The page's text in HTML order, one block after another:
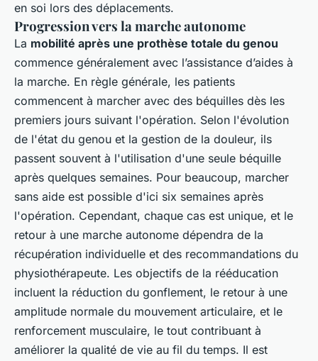
en soi lors des déplacements.
Progression vers la marche autonome
La mobilité après une prothèse totale du genou
commence généralement avec l’assistance d’aides à
la marche. En règle générale, les patients
commencent à marcher avec des béquilles dès les
premiers jours suivant l'opération. Selon l'évolution
de l'état du genou et la gestion de la douleur, ils
passent souvent à l'utilisation d'une seule béquille
après quelques semaines. Pour beaucoup, marcher
sans aide est possible d'ici six semaines après
l'opération. Cependant, chaque cas est unique, et le
retour à une marche autonome dépendra de la
récupération individuelle et des recommandations du
physiothérapeute. Les objectifs de la rééducation
incluent la réduction du gonflement, le retour à une
amplitude normale du mouvement articulaire, et le
renforcement musculaire, le tout contribuant à
améliorer la qualité de vie au fil du temps. Il est